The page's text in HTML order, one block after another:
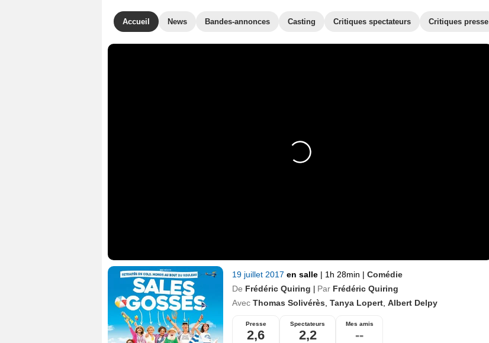
Accueil News Bandes-annonces Casting Critiques spectateurs Critiques presse
19 juillet 2017 en salle | 1h 28min | Comédie
De Frédéric Quiring | Par Frédéric Quiring
Avec Thomas Solivérès Tanya Lopert Albert Delpy
Presse
2,6
Spectateurs
2,2
Mes amis
--